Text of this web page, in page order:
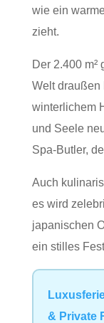
wie ein
zieht.
Der 2.400 m²
Welt draußen
winterlichem
und Seele
Spa‑Butler,
Auch
es wird
japanischen
ein stilles
& Private